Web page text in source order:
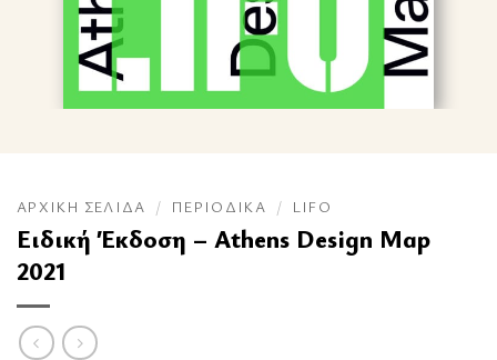
ΑΡΧΙΚΉ ΣΕΛΊΔΑ / ΠΕΡΙΟΔΙΚΆ / LIFO
Ειδική Έκδοση – Athens Design Map
2021